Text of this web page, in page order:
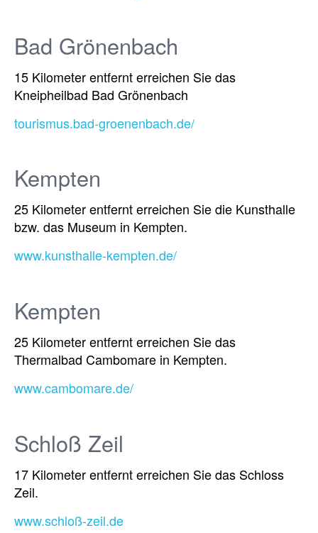
Bad Grönenbach
15 Kilometer entfernt erreichen Sie das
Kneipheilbad Bad Grönenbach
tourismus.bad-groenenbach.de/
Kempten
25 Kilometer entfernt erreichen Sie die Kunsthalle
bzw. das Museum in Kempten.
www.kunsthalle-kempten.de/
Kempten
25 Kilometer entfernt erreichen Sie das
Thermalbad Cambomare in Kempten.
www.cambomare.de/
Schloß Zeil
17 Kilometer entfernt erreichen Sie das Schloss
Zeil.
www.schloß-zeil.de